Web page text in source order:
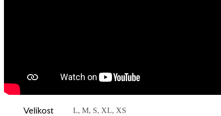
Velikost L, M, S, XL, XS